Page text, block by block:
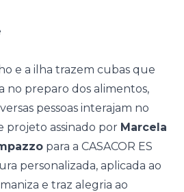
e a ilha trazem cubas que
no preparo dos alimentos,
pessoas interajam no
projeto assinado por Marcela
para a CASACOR ES
personalizada, aplicada ao
e traz alegria ao